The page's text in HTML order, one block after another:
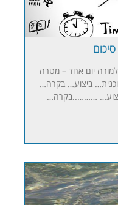
יום אחד – מטרה
ביצוע… בקרה…
………..בקרה…